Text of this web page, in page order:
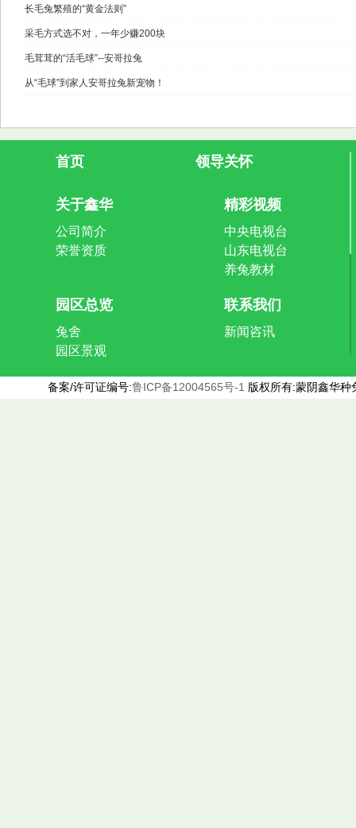
长毛兔繁殖的“黄金法则”
采毛方式选不对，一年少赚200块
毛茸茸的“活毛球”--安哥拉兔
从“毛球”到家人安哥拉兔新宠物！
首页 领导关怀
关于鑫华
公司简介
荣誉资质
精彩视频
中央电视台
山东电视台
养兔教材
园区总览
兔舍
园区景观
联系我们
新闻咨讯
备案/许可证编号:鲁ICP备12004565号-1 版权所有:蒙阴鑫华种